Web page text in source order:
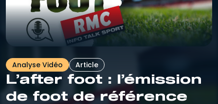
Analyse Vidéo Article
L’after foot : l’émission
de foot de référence